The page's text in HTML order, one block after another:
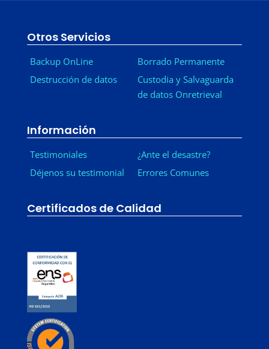
Otros Servicios
Backup OnLine
Destrucción de datos
Borrado Permanente
Custodia y Salvaguarda
de datos Onretrieval
Información
Testimoniales
Déjenos su testimonial
¿Ante el desastre?
Errores Comunes
Certificados de Calidad